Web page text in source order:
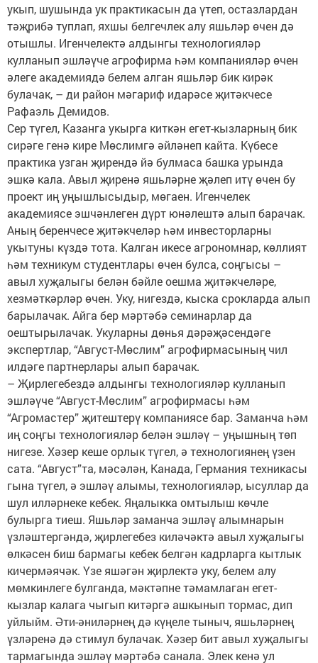
укып, шушында ук практикасын да үтеп, остазлардан
тәҗрибә туплап, яхшы белгечлек алу яшьләр өчен дә
отышлы. Игенчелектә алдынгы технологияләр
кулланып эшләүче агрофирма һәм компанияләр өчен
әлеге академиядә белем алган яшьләр бик кирәк
булачак, – ди район мәгариф идарәсе җитәкчесе
Рафаэль Демидов.
Сер түгел, Казанга укырга киткән егет-кызларның бик
сирәге генә кире Мөслимгә әйләнеп кайта. Күбесе
практика узган җирендә йә булмаса башка урында
эшкә кала. Авыл җиренә яшьләрне җәлеп итү өчен бу
проект иң уңышлысыдыр, мөгаен. Игенчелек
академиясе эшчәнлеген дүрт юнәлештә алып барачак.
Аның беренчесе җитәкчеләр һәм инвесторларны
укытуны күздә тота. Калган икесе агрономнар, көллият
һәм техникум студентлары өчен булса, соңгысы –
авыл хуҗалыгы белән бәйле оешма җитәкчеләре,
хезмәткәрләр өчен. Уку, нигездә, кыска срокларда алып
барылачак. Айга бер мәртәбә семинарлар да
оештырылачак. Укуларны дөнья дәрәҗәсендәге
экспертлар, “Август-Мөслим” агрофирмасының чил
илдәге партнерлары алып барачак.
– Җирлегебездә алдынгы технологияләр кулланып
эшләүче “Август-Мөслим” агрофирмасы һәм
“Агромастер” җитештерү компаниясе бар. Заманча һәм
иң соңгы технологияләр белән эшләү – уңышның төп
нигезе. Хәзер кеше орлык түгел, ә технологиянең үзен
сата. “Август”та, мәсәлән, Канада, Германия техникасы
гына түгел, ә эшләү алымы, технологияләр, ысуллар да
шул илләрнеке кебек. Яңалыкка омтылыш көчле
булырга тиеш. Яшьләр заманча эшләү алымнарын
үзләштергәндә, җирлегебез киләчәктә авыл хуҗалыгы
өлкәсен биш бармагы кебек белгән кадрларга кытлык
кичермәячәк. Үзе яшәгән җирлектә уку, белем алу
мөмкинлеге булганда, мәктәпне тәмамлаган егет-
кызлар калага чыгып китәргә ашкынып тормас, дип
уйлыйм. Әти-әниләрнең дә күңеле тыныч, яшьләрнең
үзләренә дә стимул булачак. Хәзер бит авыл хуҗалыгы
тармагында эшләү мәртәбә санала. Элек кенә ул